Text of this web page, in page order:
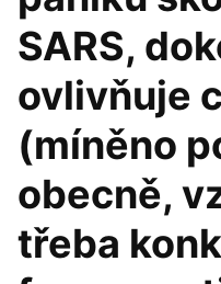
SARS,
ovlivňuje
(míněno
obecně,
třeba